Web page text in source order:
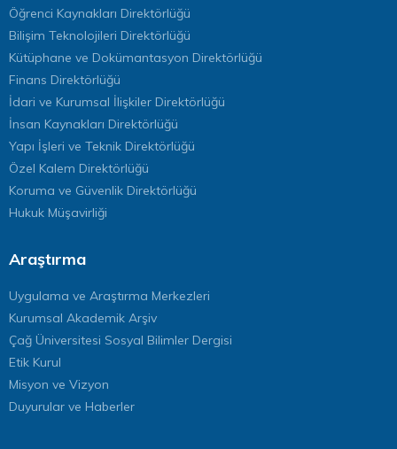
Öğrenci Kaynakları Direktörlüğü
Bilişim Teknolojileri Direktörlüğü
Kütüphane ve Dokümantasyon Direktörlüğü
Finans Direktörlüğü
İdari ve Kurumsal İlişkiler Direktörlüğü
İnsan Kaynakları Direktörlüğü
Yapı İşleri ve Teknik Direktörlüğü
Özel Kalem Direktörlüğü
Koruma ve Güvenlik Direktörlüğü
Hukuk Müşavirliği
Araştırma
Uygulama ve Araştırma Merkezleri
Kurumsal Akademik Arşiv
Çağ Üniversitesi Sosyal Bilimler Dergisi
Etik Kurul
Misyon ve Vizyon
Duyurular ve Haberler